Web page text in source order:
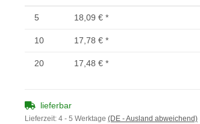
5 18,09 € *
10 17,78 € *
20 17,48 € *
lieferbar
Lieferzeit: 4 - 5 Werktage (DE - Ausland abweichend)